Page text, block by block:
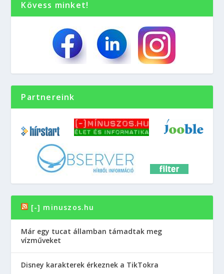
Kövess minket!
Partnereink
[-] minuszos.hu
Már egy tucat államban támadtak meg
vízműveket
Disney karakterek érkeznek a TikTokra